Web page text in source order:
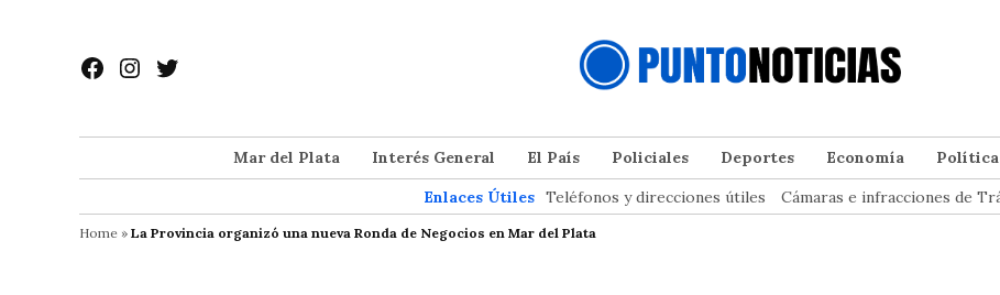
contenido
Facebook
Instagram
Twitter
Mar del Plata Interés General El País Policiales Deportes Economía Política
Enlaces Útiles Teléfonos y direcciones útiles Cámaras e infracciones de
Home » La Provincia organizó una nueva Ronda de Negocios en Mar del Plata